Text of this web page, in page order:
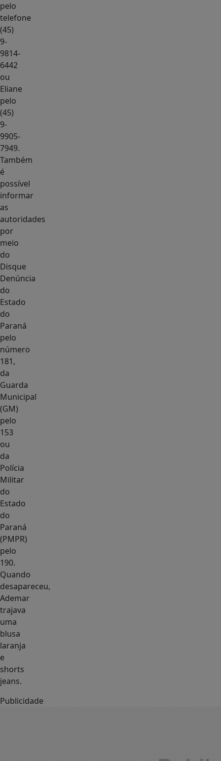
pelo
telefone
(45)
9-
9814-
6442
ou
Eliane
pelo
(45)
9-
9905-
7949.
Também
é
possível
informar
as
autoridades
por
meio
do
Disque
Denúncia
do
Estado
do
Paraná
pelo
número
181,
da
Guarda
Municipal
(GM)
pelo
153
ou
da
Polícia
Militar
do
Estado
do
Paraná
(PMPR)
pelo
190.
Quando
desapareceu,
Ademar
trajava
uma
blusa
laranja
e
shorts
jeans.
Publicidade